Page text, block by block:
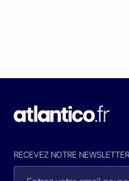
RECEVEZ NOTRE NEWSLETTER